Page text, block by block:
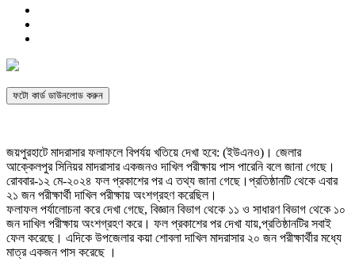
ফটো কার্ড ডাউনলোড করুন
জয়পুরহাটে মাদরাসার ফলাফলে বিপর্যয় খতিয়ে দেখা হবে: (ইউএনও)। জেলার
আক্কেলপুর সিনিয়র মাদরাসার একজনও দাখিল পরীক্ষায় পাস পারেনি বলে জানা গেছে।
রোববার-১২ মে-২০২৪ ফল প্রকাশের পর এ তথ্য জানা গেছে।প্রতিষ্ঠানটি থেকে এবার
২১ জন পরীক্ষার্থী দাখিল পরীক্ষায় অংশগ্রহণ করেছিল।
ফলাফল পর্যালোচনা করে দেখা গেছে, বিজ্ঞান বিভাগ থেকে ১১ ও সাধারণ বিভাগ থেকে ১০
জন দাখিল পরীক্ষায় অংশগ্রহণ করে। ফল প্রকাশের পর দেখা যায়,প্রতিষ্ঠানটির সবাই
ফেল করেছে। এদিকে উপজেলার কয়া শোবলা দাখিল মাদরাসার ২০ জন পরীক্ষার্থীর মধ্যে
মাত্র একজন পাস করেছে ।